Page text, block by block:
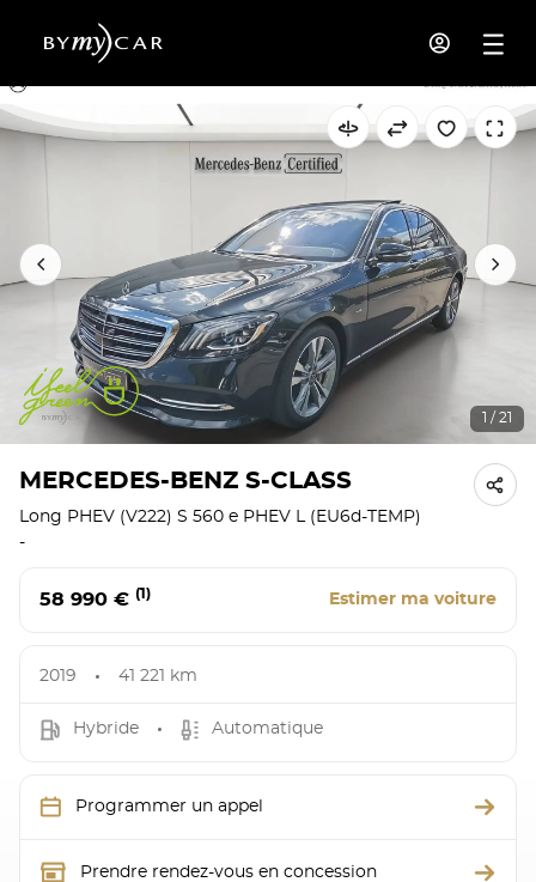
1 / 21
MERCEDES-BENZ S-CLASS
Long PHEV (V222) S 560 e PHEV L (EU6d-TEMP)
-
58 990 € (1) Estimer ma voiture
2019 41 221 km
Hybride Automatique
Programmer un appel
Prendre rendez-vous en concession